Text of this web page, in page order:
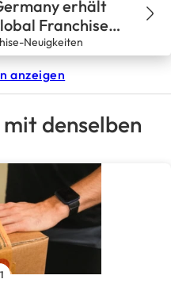
erhält
Franchise
100”Neuigkeiten
anzeigen
denselben